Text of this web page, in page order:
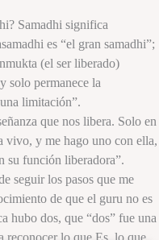
Samadhi significa
es “el gran samadhi”;
(el ser liberado)
solo permanece la
limitación”.
que nos libera. Solo en
vivo, y me hago uno con ella,
su función liberadora”.
seguir los pasos que me
de que el guru no es
hubo dos, que “dos” fue una
reconocer lo que Es, lo que